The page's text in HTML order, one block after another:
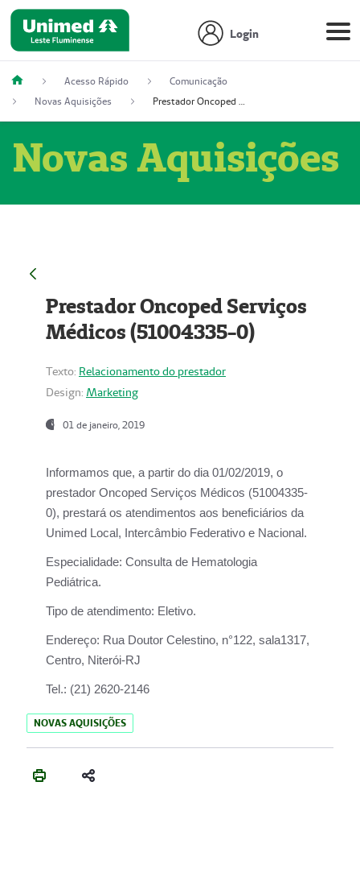
Login
Acesso Rápido
Comunicação
Novas Aquisições
Prestador Oncoped Serviços Médicos (51004335-0)
Novas Aquisições
Prestador Oncoped Serviços
Médicos (51004335-0)
Texto: Relacionamento do prestador
Design: Marketing
01 de janeiro, 2019
Informamos que, a partir do dia 01/02/2019, o
prestador Oncoped Serviços Médicos (51004335-
0), prestará os atendimentos aos beneficiários da
Unimed Local, Intercâmbio Federativo e Nacional.
Especialidade: Consulta de Hematologia
Pediátrica.
Tipo de atendimento: Eletivo.
Endereço: Rua Doutor Celestino, n°122, sala1317,
Centro, Niterói-RJ
Tel.: (21) 2620-2146
NOVAS AQUISIÇÕES